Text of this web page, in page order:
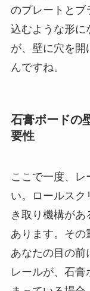
のプレートとブ
込むような形に
が、壁に穴を開
んですね。
石膏ボードの
要性
ここで一度、レ
い。ロールスク
き取り機構が
あります。その
あなたの目の前
レールが、石